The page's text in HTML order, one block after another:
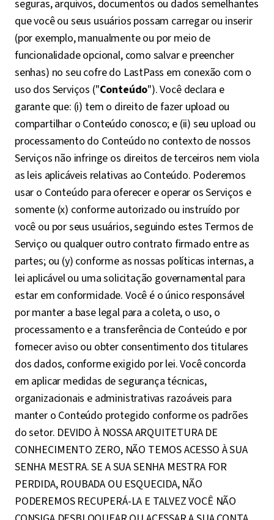
seguras, arquivos, documentos ou dados semelhantes
que você ou seus usuários possam carregar ou inserir
(por exemplo, manualmente ou por meio de
funcionalidade opcional, como salvar e preencher
senhas) no seu cofre do LastPass em conexão com o
uso dos Serviços ("Conteúdo"). Você declara e
garante que: (i) tem o direito de fazer upload ou
compartilhar o Conteúdo conosco; e (ii) seu upload ou
processamento do Conteúdo no contexto de nossos
Serviços não infringe os direitos de terceiros nem viola
as leis aplicáveis relativas ao Conteúdo. Poderemos
usar o Conteúdo para oferecer e operar os Serviços e
somente (x) conforme autorizado ou instruído por
você ou por seus usuários, seguindo estes Termos de
Serviço ou qualquer outro contrato firmado entre as
partes; ou (y) conforme as nossas políticas internas, a
lei aplicável ou uma solicitação governamental para
estar em conformidade. Você é o único responsável
por manter a base legal para a coleta, o uso, o
processamento e a transferência de Conteúdo e por
fornecer aviso ou obter consentimento dos titulares
dos dados, conforme exigido por lei. Você concorda
em aplicar medidas de segurança técnicas,
organizacionais e administrativas razoáveis para
manter o Conteúdo protegido conforme os padrões
do setor. DEVIDO À NOSSA ARQUITETURA DE
CONHECIMENTO ZERO, NÃO TEMOS ACESSO À SUA
SENHA MESTRA. SE A SUA SENHA MESTRA FOR
PERDIDA, ROUBADA OU ESQUECIDA, NÃO
PODEREMOS RECUPERÁ-LA E TALVEZ VOCÊ NÃO